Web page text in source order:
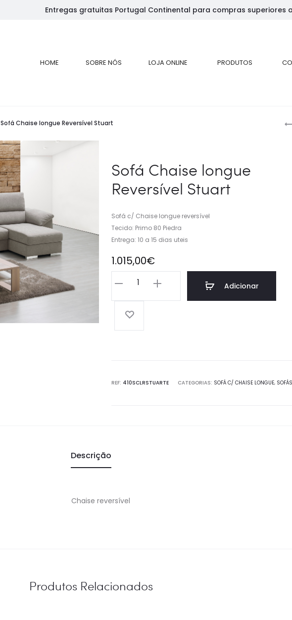
Entregas gratuitas Portugal Continental para compras superiores
HOME SOBRE NÓS LOJA ONLINE PRODUTOS
Sofá Chaise longue Reversível Stuart
Sofá Chaise longue
Reversível Stuart
Sofá c/ Chaise longue reversível
Tecido: Primo 80 Piedra
Entrega: 10 a 15 dias uteis
1.015,00€
Chaise
longue
Reversível
Adicionar
REF: 410SCLRSTUARTE CATEGORIAS: SOFÁ C/ CHAISE LONGUE,
Descrição
Chaise reversível
Produtos Relacionados